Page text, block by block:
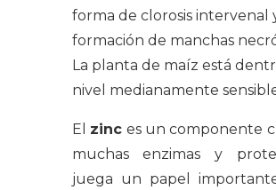
forma de clorosis intervenal
formación de manchas
La planta de maíz está
nivel medianamente
El zinc es un componente
muchas enzimas y
juega un papel